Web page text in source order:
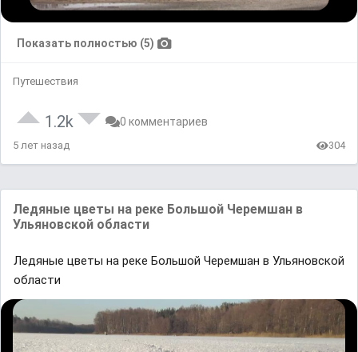
Показать полностью (5)
Путешествия
1.2k 0 комментариев
5 лет назад 304
Лeдяныe цвeты нa peкe Бoльшoй Чepeмшaн в
Ульяновской облaсти
Лeдяныe цвeты нa peкe Бoльшoй Чepeмшaн в Ульяновской
облaсти